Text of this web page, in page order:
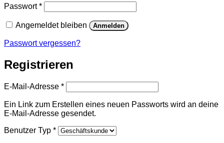
Passwort*Erforderlich
Angemeldet bleiben Anmelden
Passwort vergessen?
Registrieren
E-Mail-Adresse *Erforderlich
Ein Link zum Erstellen eines neuen Passworts wird an deine
E-Mail-Adresse gesendet.
Benutzer Typ *